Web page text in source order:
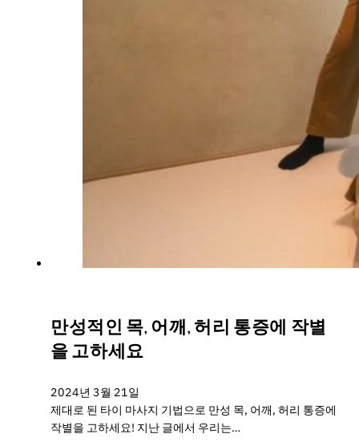
만성적인 목, 어깨, 허리 통증에 작별
을 고하세요
2024년 3월 21일
제대로 된 타이 마사지 기법으로 만성 목, 어깨, 허리 통증에
작별을 고하세요! 지난 글에서 우리는…